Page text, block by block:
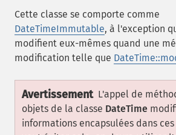
Cette classe se comporte comme
DateTimeImmutable, à l'exception
modifient eux-mêmes quand une
modification telle que
Avertissement L'appel de
objets de la classe DateTime
informations encapsulées dans